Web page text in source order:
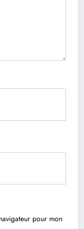
pour mon